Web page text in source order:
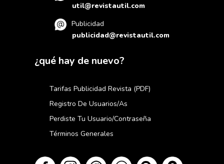
util@revistautil.com
Publicidad
publicidad@revistautil.com
¿qué hay de nuevo?
Tarifas Publicidad Revista (PDF)
Registro De Usuarios/as
Perdiste Tu Usuario/contraseña
Términos Generales